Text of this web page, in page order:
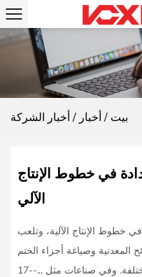
بيت / أخبار / أخبار الشركة
في خطوط الإنتاج
الآلي
خطوط الإنتاج الآلية، وتلعب
المعدنية وصياغة أجزاء الختم